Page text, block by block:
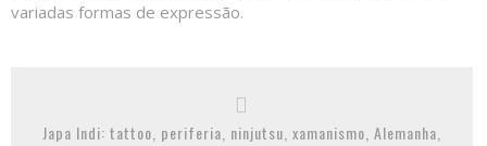
variadas formas de expressão.
Japa Indi: tattoo, periferia, ninjutsu, xamanismo, Alemanha,